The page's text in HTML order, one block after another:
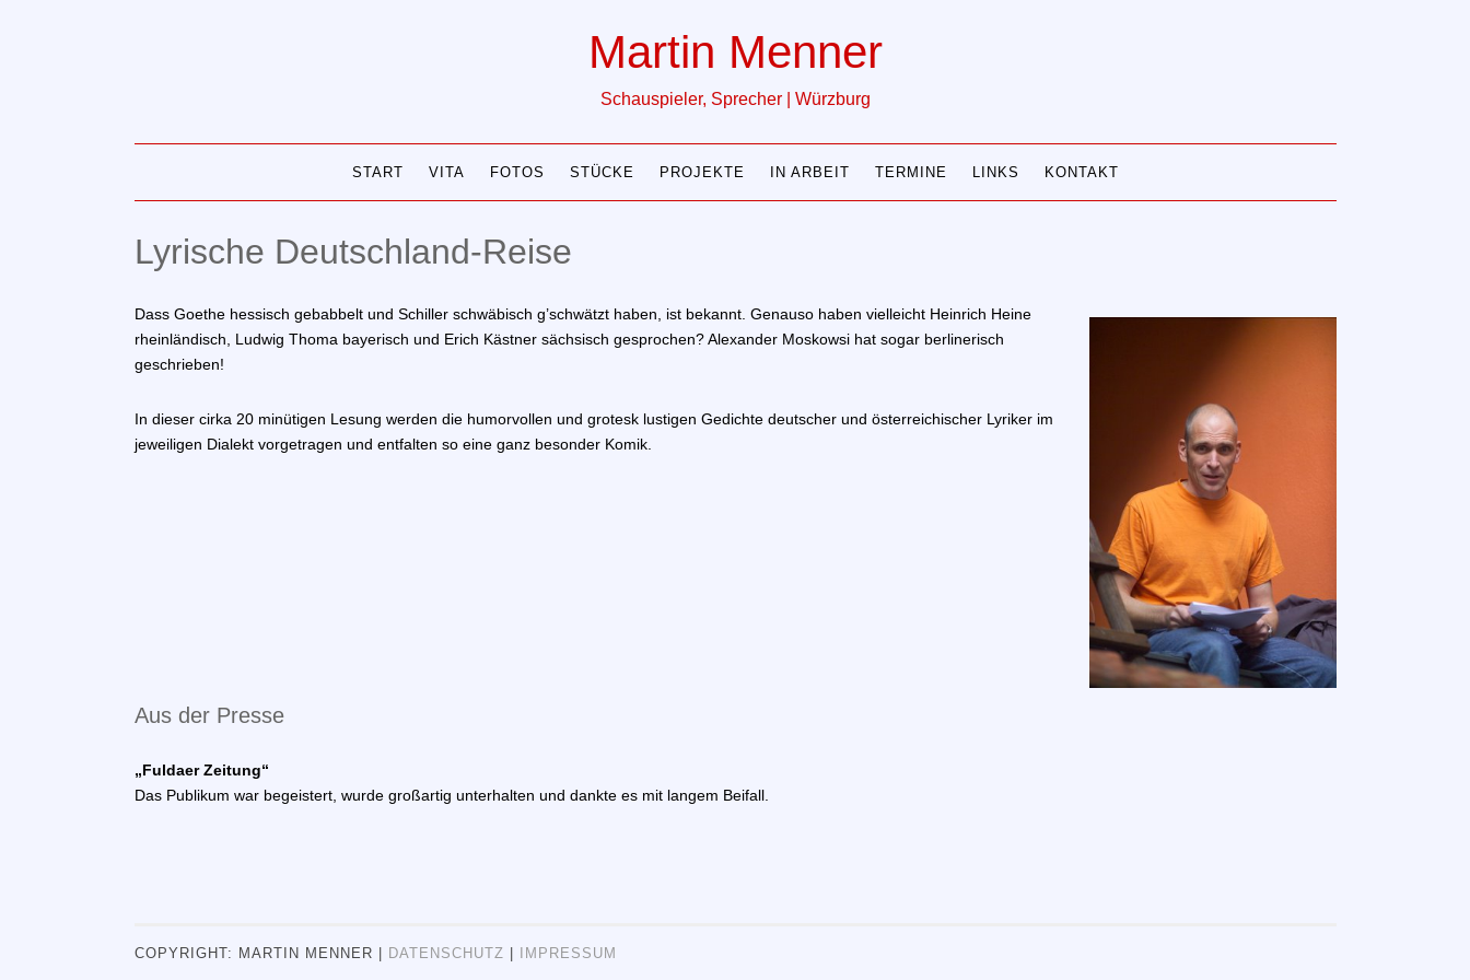
Martin Menner
Schauspieler, Sprecher | Würzburg
START VITA FOTOS STÜCKE PROJEKTE IN ARBEIT TERMINE LINKS KONTAKT
Lyrische Deutschland-Reise
Dass Goethe hessisch gebabbelt und Schiller schwäbisch g’schwätzt haben, ist bekannt. Genauso haben vielleicht Heinrich Heine
rheinländisch, Ludwig Thoma bayerisch und Erich Kästner sächsisch gesprochen? Alexander Moskowsi hat sogar berlinerisch
geschrieben!
In dieser cirka 20 minütigen Lesung werden die humorvollen und grotesk lustigen Gedichte deutscher und österreichischer Lyriker im
jeweiligen Dialekt vorgetragen und entfalten so eine ganz besonder Komik.
Aus der Presse
„Fuldaer Zeitung“
Das Publikum war begeistert, wurde großartig unterhalten und dankte es mit langem Beifall.
COPYRIGHT: MARTIN MENNER | DATENSCHUTZ IMPRESSUM